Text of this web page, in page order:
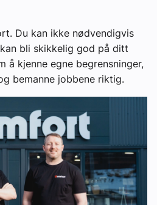
Du kan ikke nødvendigvis
bli skikkelig god på ditt
å kjenne egne begrensninger,
bemanne jobbene riktig.